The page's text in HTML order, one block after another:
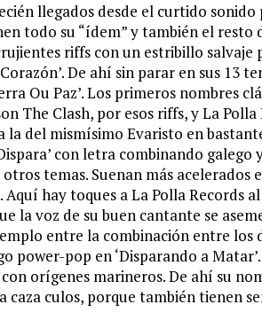
llegados desde el curtido
todo su “ídem” y también el resto
riffs con un estribillo salvaje
De ahí sin parar en sus 13
Ou Paz’. Los primeros nombres
The Clash, por esos riffs, y La
la del mismísimo Evaristo en
con letra combinando
temas. Suenan más acelerados
Aquí hay toques a La Polla Records
la voz de su buen cantante se
entre la combinación entre los
power-pop en ‘Disparando a
orígenes marineros. De ahí su
caza culos, porque también tienen